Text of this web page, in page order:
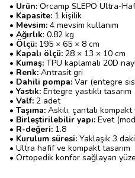
• Ürün: Orcamp SLEPO Ultra-
• Kapasite: 1 kişilik
• Mevsim: 4 mevsim kullanım
• Ağırlık: 0.82 kg
• Ölçü: 195 × 65 × 8 cm
• Kapalı ölçü: 28 × 13 × 10 cm
• Kumaş: TPU kaplamalı 20D
• Renk: Antrasit gri
• Dahili pompa: Var (entegre
• Yastık: Entegre yastıklı tasarım
• Valf: 2 adet
• Taşıma: Askılı, çantalı kompakt
• Birleştirilebilir yapı: Evet
• R-değeri: 1.8
• Kurulum süresi: Yaklaşık 3
• Ultra hafif ve kompakt tasarım
• Ortopedik konfor sağlayan